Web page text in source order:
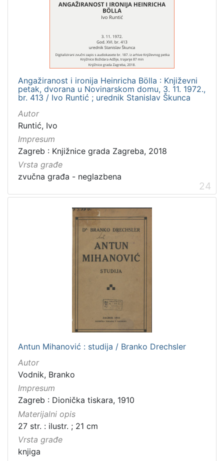
Angažiranost i ironija Heinricha Bölla : Književni
petak, dvorana u Novinarskom domu, 3. 11. 1972.,
br. 413 / Ivo Runtić ; urednik Stanislav Škunca
Autor
Runtić, Ivo
Impresum
Zagreb : Knjižnice grada Zagreba, 2018
Vrsta građe
zvučna građa - neglazbena
24
Antun Mihanović : studija / Branko Drechsler
Autor
Vodnik, Branko
Impresum
Zagreb : Dionička tiskara, 1910
Materijalni opis
27 str. : ilustr. ; 21 cm
Vrsta građe
knjiga